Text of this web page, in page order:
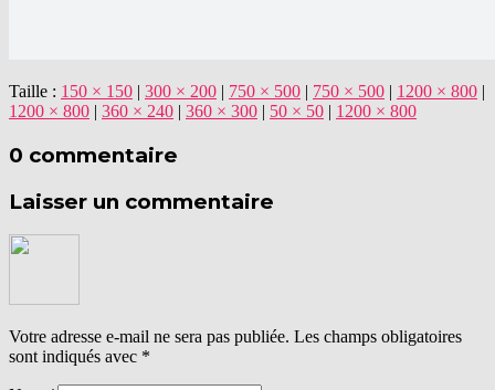
Taille : 150 × 150 | 300 × 200 | 750 × 500 | 750 × 500 | 1200 × 800 |
1200 × 800 | 360 × 240 | 360 × 300 | 50 × 50 | 1200 × 800
0 commentaire
Laisser un commentaire
Votre adresse e-mail ne sera pas publiée. Les champs obligatoires
sont indiqués avec *